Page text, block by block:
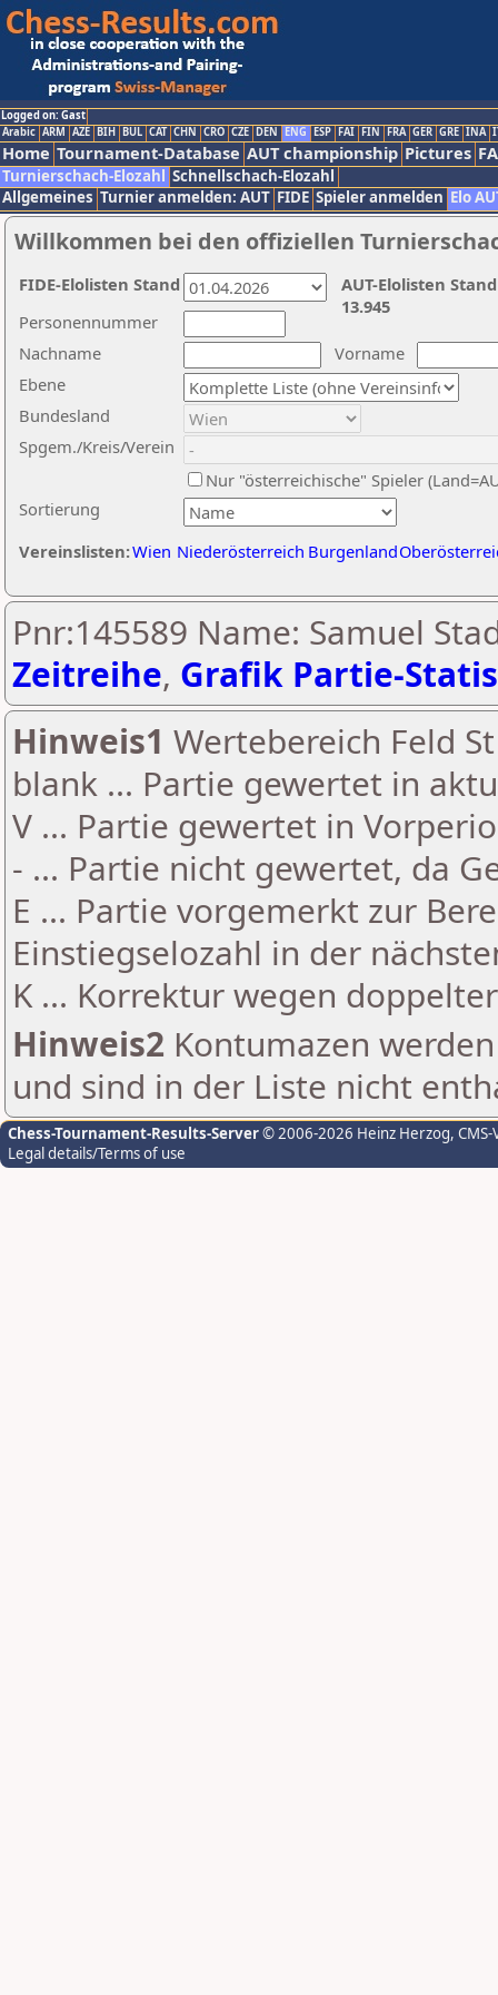
Logged on: Gast
Arabic ARM AZE BIH BUL CAT CHN CRO CZE DEN ENG ESP FAI FIN FRA GER GRE INA
Home Tournament-Database AUT championship Pictures
Turnierschach-Elozahl Schnellschach-Elozahl
Allgemeines Turnier anmelden: AUT FIDE Spieler anmelden Elo
Willkommen bei den offiziellen
Nachname
Vorname
Ebene
Sortierung
Personennummer
Bundesland
Spgem./Kreis/Verein
Nur "österreichische" Spieler
Vereinslisten:Wien Niederösterreich Burgenland
AUT-Elolisten
13.945
FIDE-Elolisten Stand
Pnr:145589 Name: Samuel
Zeitreihe, Grafik Partie-
Hinweis1 Wertebereich Feld
blank ... Partie gewertet in
V ... Partie gewertet in
- ... Partie nicht gewertet, da
E ... Partie vorgemerkt zur
Einstiegselozahl in der
K ... Korrektur wegen
Hinweis2 Kontumazen
und sind in der Liste nicht
Chess-Tournament-Results-Server© 2006-2026 Heinz Herzog,
Legal details/Terms of use